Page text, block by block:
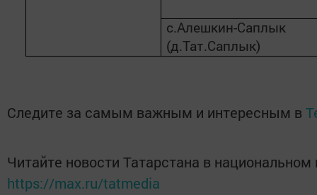
с.Алешкин-Саплык
(д.Тат.Саплык)
Следите за самым важным и интересным в
Читайте новости Татарстана в
https://max.ru/tatmedia